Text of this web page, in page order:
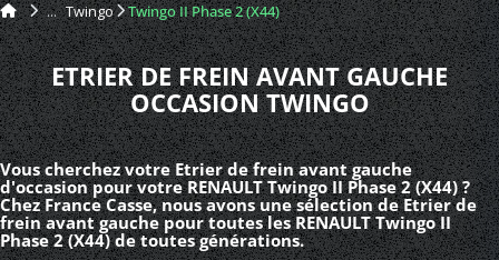
Twingo Twingo II Phase 2 (X44)
ETRIER DE FREIN AVANT GAUCHE
OCCASION TWINGO
Vous cherchez votre Etrier de frein avant gauche
d'occasion pour votre RENAULT Twingo II Phase 2 (X44) ?
Chez France Casse, nous avons une sélection de Etrier de
frein avant gauche pour toutes les RENAULT Twingo II
Phase 2 (X44) de toutes générations.